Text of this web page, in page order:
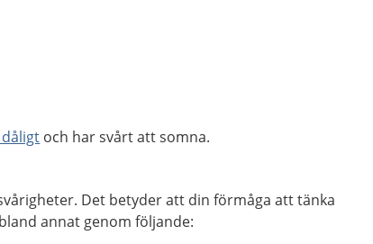
och har svårt att somna.
Det betyder att din förmåga att tänka
annat genom följande: